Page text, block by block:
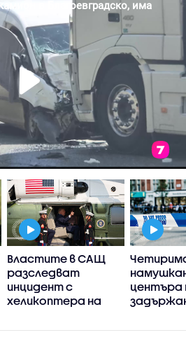
Властите в САЩ
разследват
инцидент с
хеликоптера на
самолет
центъра